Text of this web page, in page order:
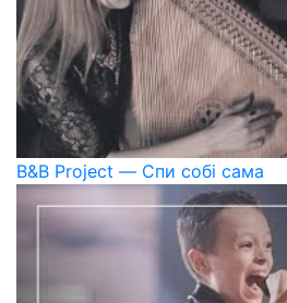
B&B Project — Спи собі сама